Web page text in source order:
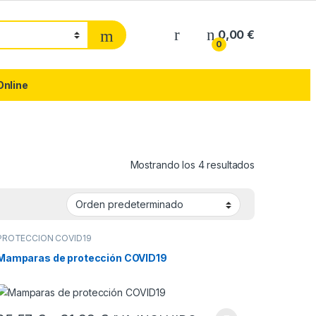
0
0,00€
Mostrando los 4 resultados
COVID19
de protección COVID19